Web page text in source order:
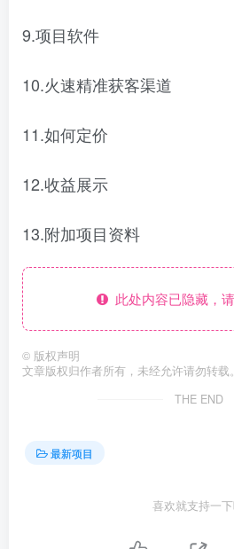
9.项目软件
10.火速精准获客渠道
11.如何定价
12.收益展示
13.附加项目资料
此处内容已隐藏，
© 版权声明
文章版权归作者所有，未经允许请勿转载。
THE END
最新项目
喜欢就支持一